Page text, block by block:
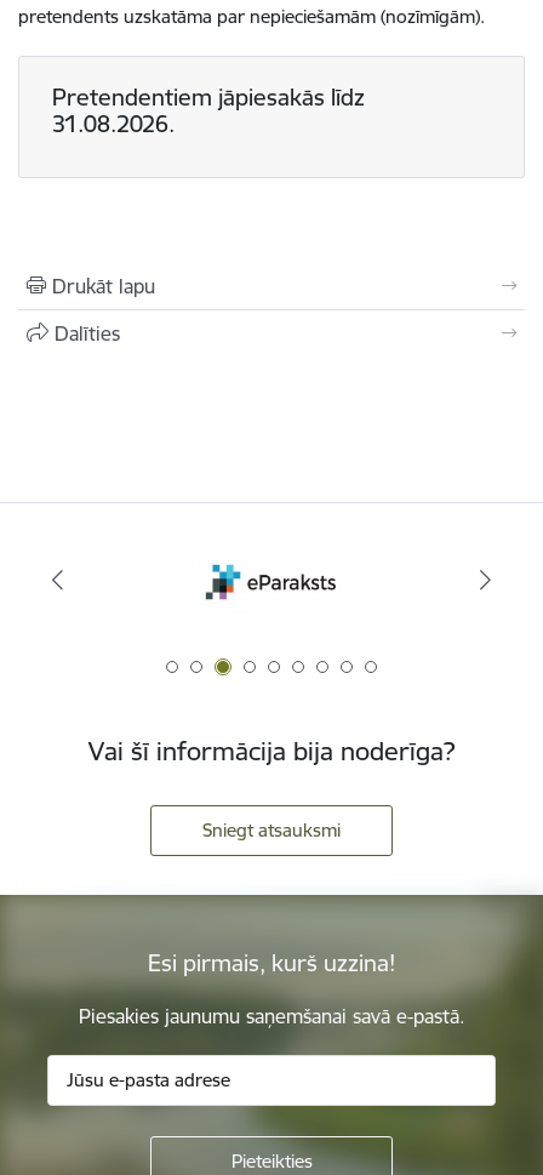
pretendents uzskatāma par nepieciešamām (nozīmīgām).
Pretendentiem jāpiesakās līdz
31.08.2026.
Drukāt lapu
Dalīties
Vai šī informācija bija noderīga?
Sniegt atsauksmi
Esi pirmais, kurš uzzina!
Piesakies jaunumu saņemšanai savā e-pastā.